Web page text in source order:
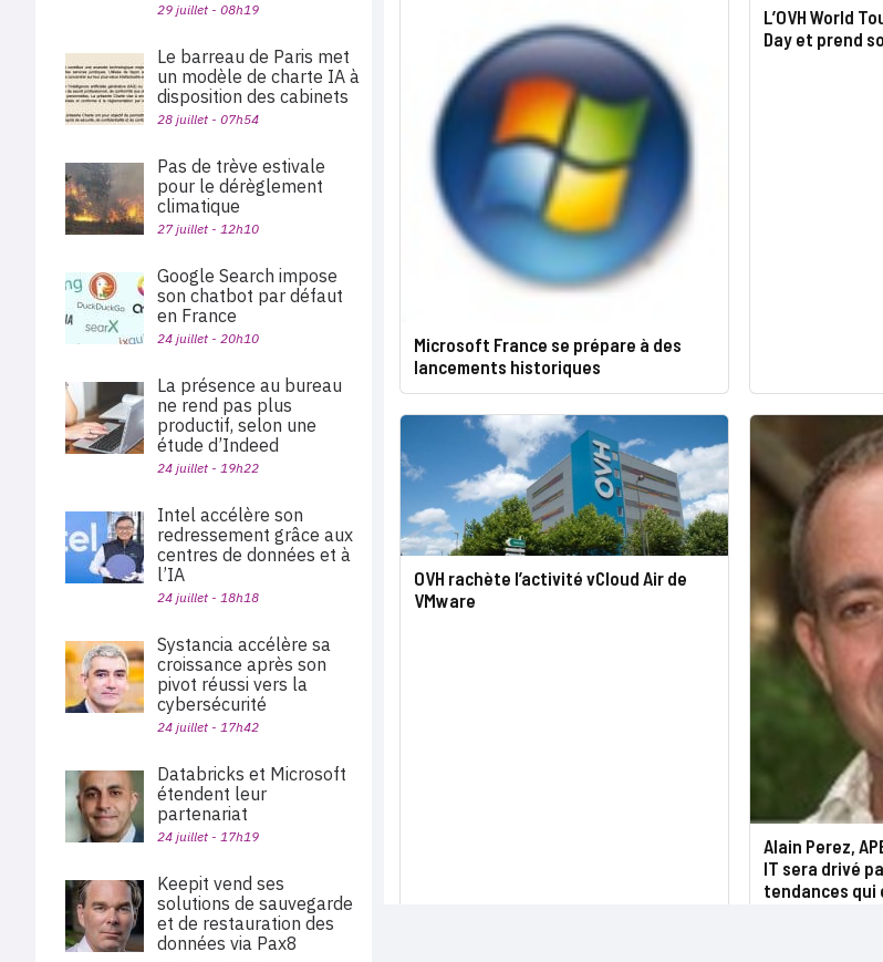
Microsoft France se prépare à des
lancements historiques
L’OVH World
Day et prend
OVH rachète l’activité vCloud Air de
VMware
Alain Perez,
IT sera drivé
tendances qui
29 juillet - 08h19
Le barreau de Paris met
un modèle de charte IA à
disposition des cabinets
28 juillet - 07h54
Pas de trève estivale
pour le dérèglement
climatique
27 juillet - 12h10
Google Search impose
son chatbot par défaut
en France
24 juillet - 20h10
La présence au bureau
ne rend pas plus
productif, selon une
étude d’Indeed
24 juillet - 19h22
Intel accélère son
redressement grâce aux
centres de données et à
l’IA
24 juillet - 18h18
Systancia accélère sa
croissance après son
pivot réussi vers la
cybersécurité
24 juillet - 17h42
Databricks et Microsoft
étendent leur
partenariat
24 juillet - 17h19
Keepit vend ses
solutions de sauvegarde
et de restauration des
données via Pax8